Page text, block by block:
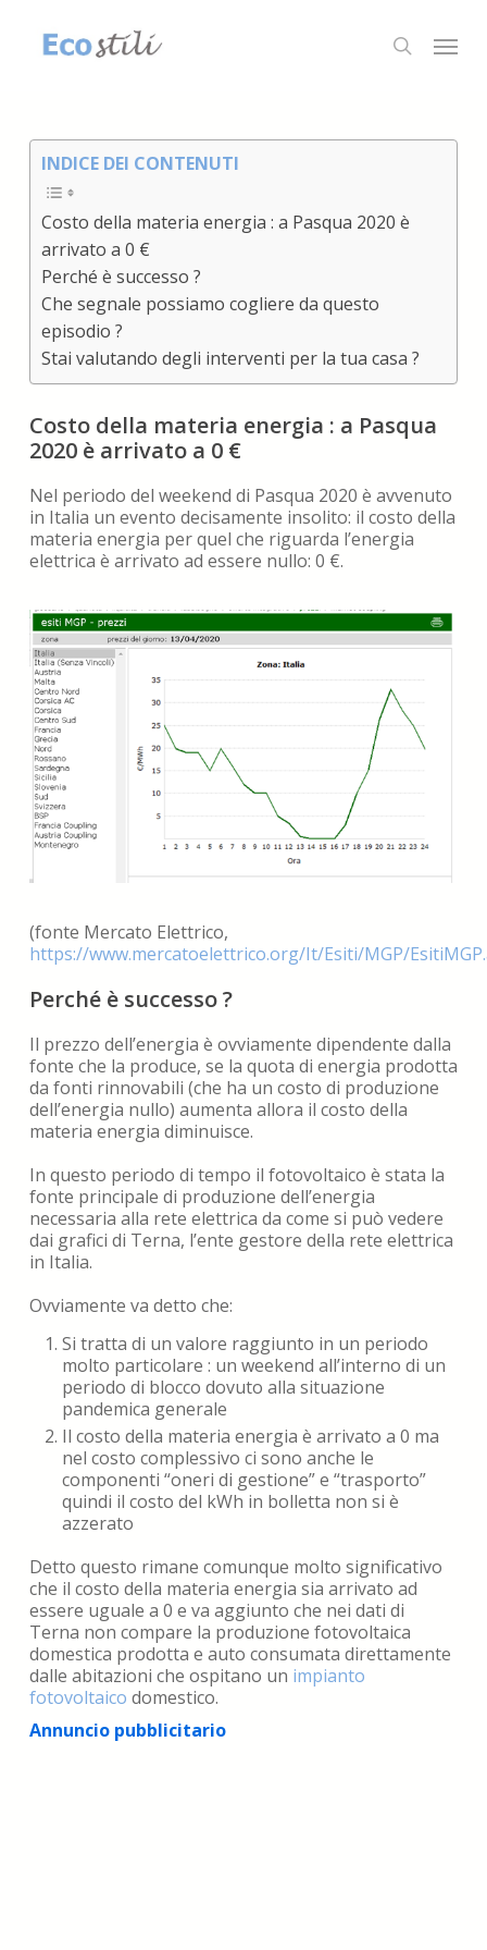
search
Menu
INDICE DEI CONTENUTI
Costo della materia energia : a Pasqua 2020 è
arrivato a 0 €
Perché è successo ?
Che segnale possiamo cogliere da questo
episodio ?
Stai valutando degli interventi per la tua casa ?
Costo della materia energia : a Pasqua
2020 è arrivato a 0 €
Nel periodo del weekend di Pasqua 2020 è avvenuto
in Italia un evento decisamente insolito: il costo della
materia energia per quel che riguarda l’energia
elettrica è arrivato ad essere nullo: 0 €.
(fonte Mercato Elettrico,
https://www.mercatoelettrico.org/It/Esiti/MGP/
Perché è successo ?
Il prezzo dell’energia è ovviamente dipendente dalla
fonte che la produce, se la quota di energia prodotta
da fonti rinnovabili (che ha un costo di produzione
dell’energia nullo) aumenta allora il costo della
materia energia diminuisce.
In questo periodo di tempo il fotovoltaico è stata la
fonte principale di produzione dell’energia
necessaria alla rete elettrica da come si può vedere
dai grafici di Terna, l’ente gestore della rete elettrica
in Italia.
Ovviamente va detto che:
Si tratta di un valore raggiunto in un periodo
molto particolare : un weekend all’interno di un
periodo di blocco dovuto alla situazione
pandemica generale
Il costo della materia energia è arrivato a 0 ma
nel costo complessivo ci sono anche le
componenti “oneri di gestione” e “trasporto”
quindi il costo del kWh in bolletta non si è
azzerato
Detto questo rimane comunque molto significativo
che il costo della materia energia sia arrivato ad
essere uguale a 0 e va aggiunto che nei dati di
Terna non compare la produzione fotovoltaica
domestica prodotta e auto consumata direttamente
dalle abitazioni che ospitano un impianto
fotovoltaico domestico.
Annuncio pubblicitario